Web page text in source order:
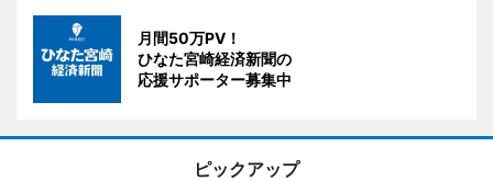
月間50万PV！
ひなた宮崎経済新聞の
応援サポーター募集中
ピックアップ